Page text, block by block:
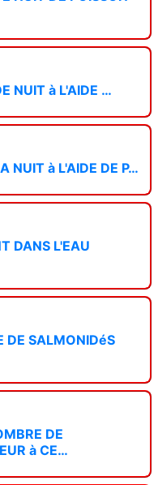
NUIT à L'AIDE …
NUIT à L'AIDE DE P…
DANS L'EAU
DE SALMONIDéS
DE
à CE…